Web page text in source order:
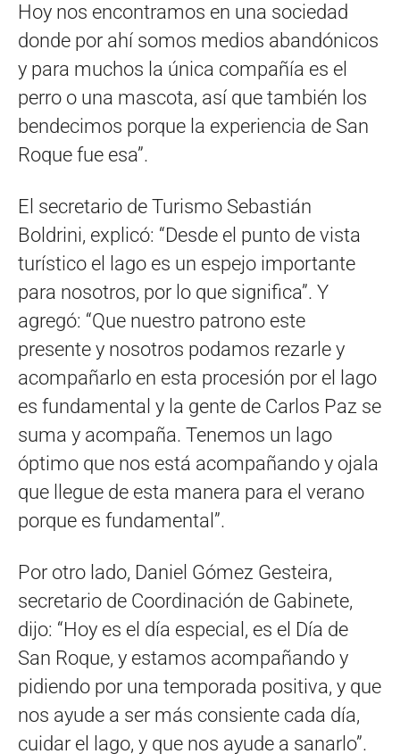
Hoy nos encontramos en una sociedad
donde por ahí somos medios abandónicos
y para muchos la única compañía es el
perro o una mascota, así que también los
bendecimos porque la experiencia de San
Roque fue esa”.
El secretario de Turismo Sebastián
Boldrini, explicó: “Desde el punto de vista
turístico el lago es un espejo importante
para nosotros, por lo que significa”. Y
agregó: “Que nuestro patrono este
presente y nosotros podamos rezarle y
acompañarlo en esta procesión por el lago
es fundamental y la gente de Carlos Paz se
suma y acompaña. Tenemos un lago
óptimo que nos está acompañando y ojala
que llegue de esta manera para el verano
porque es fundamental”.
Por otro lado, Daniel Gómez Gesteira,
secretario de Coordinación de Gabinete,
dijo: “Hoy es el día especial, es el Día de
San Roque, y estamos acompañando y
pidiendo por una temporada positiva, y que
nos ayude a ser más consiente cada día,
cuidar el lago, y que nos ayude a sanarlo”.